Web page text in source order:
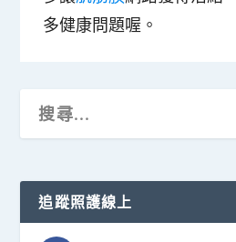
多健康問題喔。
追蹤照護線上